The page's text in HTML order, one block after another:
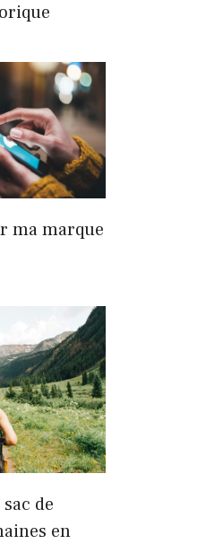
ma marque
de
en